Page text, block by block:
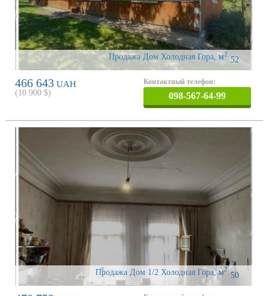
Продажа Дом Холодная Гора 52
м2
466 643 UAH
(10 900 $)
Контактный телефон:
098-567-64-99
Продажа Дом 1/2 Холодная Гора, 50
м2